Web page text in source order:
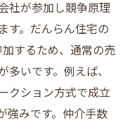
社が参加し競争原理
す。だんらん住宅の
するため、通常の売
いです。例えば、
クション方式で成立
強みです。仲介手数